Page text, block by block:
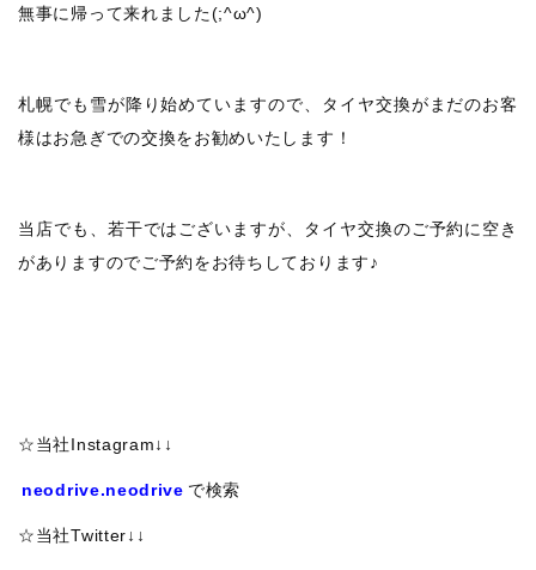
無事に帰って来れました(;^ω^)
札幌でも雪が降り始めていますので、タイヤ交換がまだのお客
様はお急ぎでの交換をお勧めいたします！
当店でも、若干ではございますが、タイヤ交換のご予約に空き
がありますのでご予約をお待ちしております♪
☆当社Instagram↓↓
neodrive.neodrive で検索
☆当社Twitter↓↓